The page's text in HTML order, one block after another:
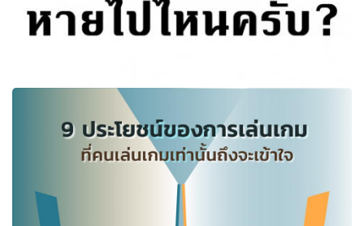
คุณครูหายไปไหนครับ? ครูทุกวันนี้ไม่ได้ทำหน้าที่สอนหนังสือ
และไม่ได้อยู่กับนักเรียนเท่าที่ควร